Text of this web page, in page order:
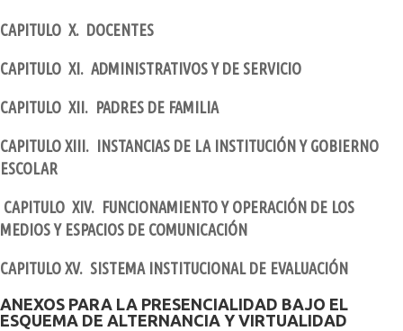
CAPITULO X. DOCENTES
CAPITULO XI. ADMINISTRATIVOS Y DE SERVICIO
CAPITULO XII. PADRES DE FAMILIA
CAPITULO XIII. INSTANCIAS DE LA INSTITUCIÓN Y GOBIERNO
ESCOLAR
CAPITULO XIV. FUNCIONAMIENTO Y OPERACIÓN DE LOS
MEDIOS Y ESPACIOS DE COMUNICACIÓN
CAPITULO XV. SISTEMA INSTITUCIONAL DE EVALUACIÓN
ANEXOS PARA LA PRESENCIALIDAD BAJO EL
ESQUEMA DE ALTERNANCIA Y VIRTUALIDAD